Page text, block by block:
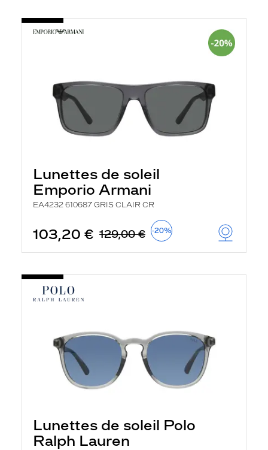
Lunettes de soleil
Emporio Armani
EA4232 610687 GRIS CLAIR CR
103,20 € 129,00 € -20%
Lunettes de soleil Polo
Ralph Lauren